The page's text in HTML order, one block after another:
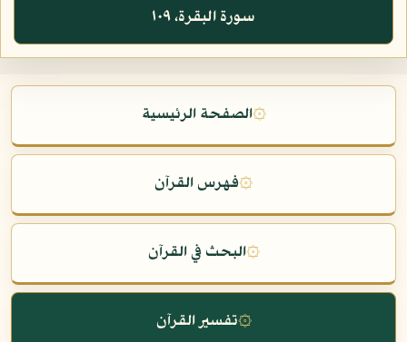
سورة البقرة، ١٠٩
۞الصفحة الرئيسية
۞فهرس القرآن
۞البحث في القرآن
۞تفسير القرآن